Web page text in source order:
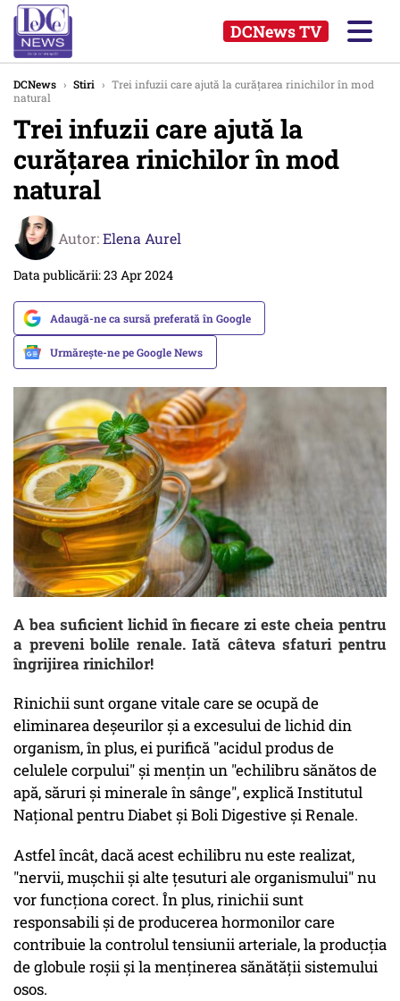
DCNews TV
DCNews › Stiri › Trei infuzii care ajută la curățarea rinichilor în mod
natural
Trei infuzii care ajută la
curățarea rinichilor în mod
natural
Autor:Elena Aurel
Data publicării: 23 Apr 2024
Adaugă-ne ca sursă preferată în Google
Urmărește-ne pe Google News
A bea suficient lichid în fiecare zi este cheia pentru
a preveni bolile renale. Iată câteva sfaturi pentru
îngrijirea rinichilor!
Rinichii sunt organe vitale care se ocupă de
eliminarea deșeurilor și a excesului de lichid din
organism, în plus, ei purifică "acidul produs de
celulele corpului" și mențin un "echilibru sănătos de
apă, săruri și minerale în sânge", explică Institutul
Național pentru Diabet și Boli Digestive și Renale.
Astfel încât, dacă acest echilibru nu este realizat,
"nervii, mușchii și alte țesuturi ale organismului" nu
vor funcționa corect. În plus, rinichii sunt
responsabili și de producerea hormonilor care
contribuie la controlul tensiunii arteriale, la producția
de globule roșii și la menținerea sănătății sistemului
osos.